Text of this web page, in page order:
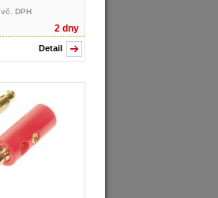
vč. DPH
2 dny
Detail